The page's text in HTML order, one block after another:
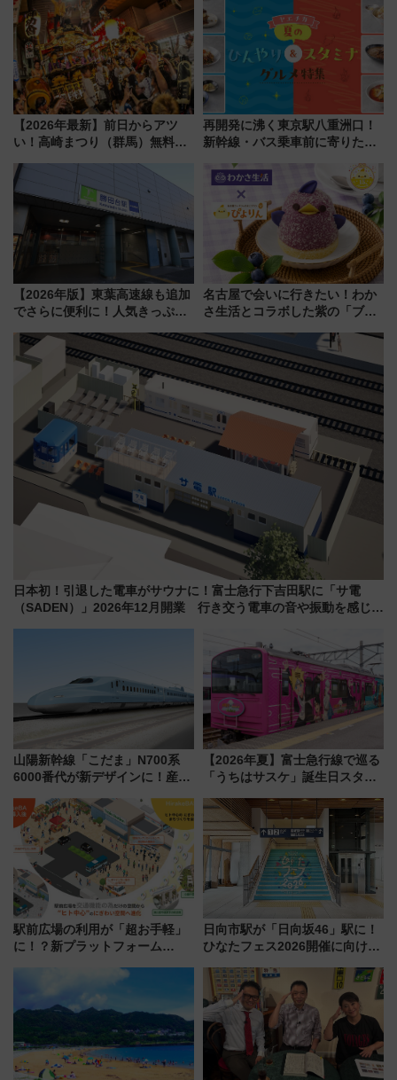
注目スポット
ススメ
【2026年最新】前日からアツ
い！高崎まつり（群馬）無料観
しまで
再開発に沸く東京駅八重洲口！
新幹線・バス乗車前に寄りたい
やり＆スタミナグルメ」6選【新
店舗も！】
【2026年版】東葉高速線も追加
でさらに便利に！人気きっぷ
今年も発売 秋・早春に千葉県を
巡るなら使い勝手・コスパ抜群
名古屋で会いに行きたい！わか
さ生活とコラボした紫の「ブル
売
日本初！引退した電車がサウナに！富士急行下吉田駅に「サ電
（SADEN）」2026年12月開業 行き交う電車の音や振動を感じな
山陽新幹線「こだま」N700系
6000番代が新デザインに！産学
用は今冬から
【2026年夏】富士急行線で巡る
「うちはサスケ」誕生日スタン
定グルメ＆グッズ徹底ガイド
駅前広場の利用が「超お手軽」
に！？新プラットフォーム
マホで簡単申請 物販や演奏会な
どに【JR東日本】
日向市駅が「日向坂46」駅に！
ひなたフェス2026開催に向けJR
全力応援 夜行列車「ドリーム
おひさま号」も走る